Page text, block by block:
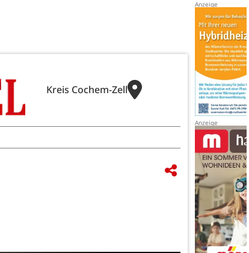
Kreis Cochem-Zell